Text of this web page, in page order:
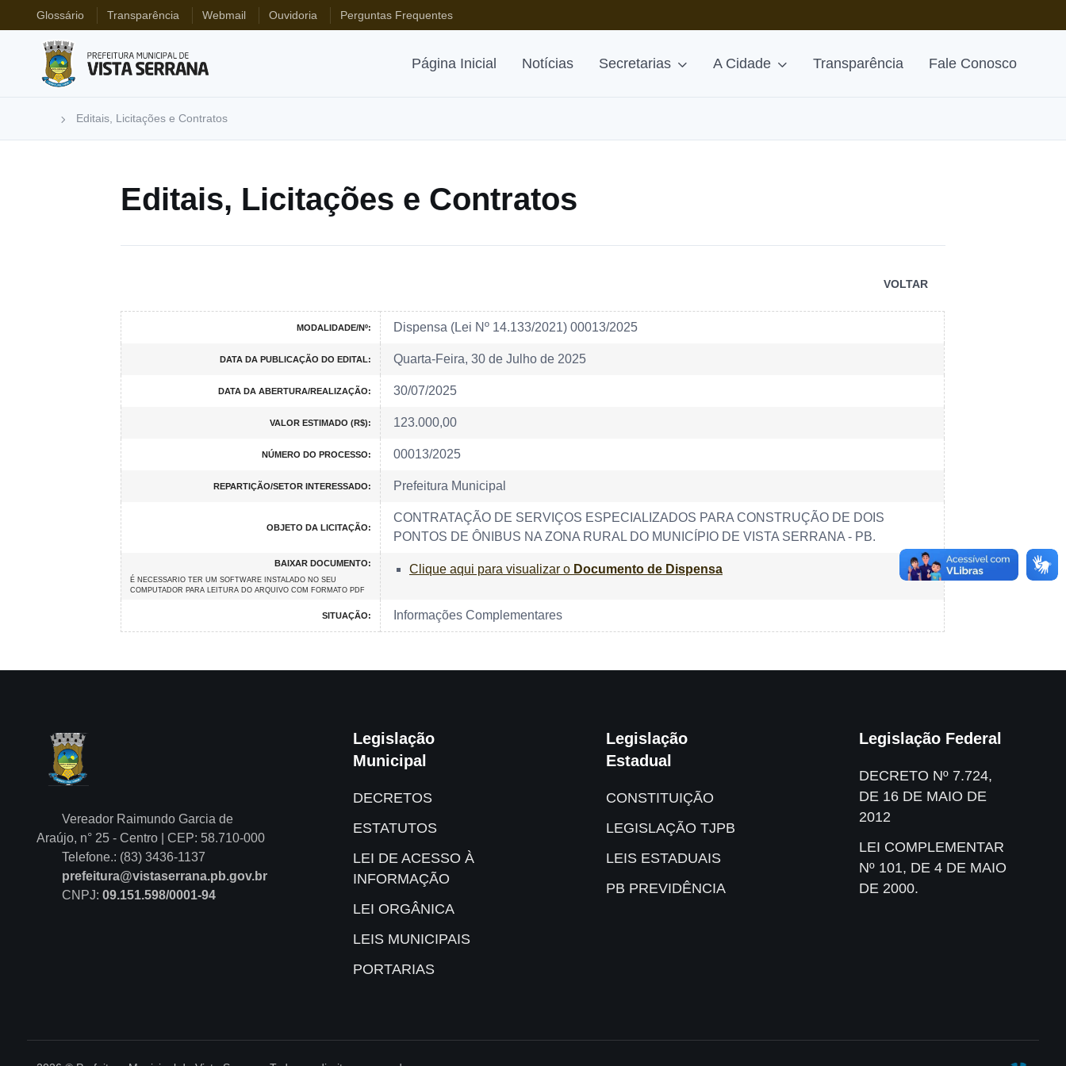
Glossário Transparência Webmail Ouvidoria Perguntas Frequentes
Página Inicial Notícias Secretarias A Cidade Transparência Fale Conosco
Editais, Licitações e Contratos
Editais, Licitações e Contratos
VOLTAR
MODALIDADE/Nº: Dispensa (Lei Nº 14.133/2021) 00013/2025
DATA DA PUBLICAÇÃO DO EDITAL: Quarta-Feira, 30 de Julho de 2025
DATA DA ABERTURA/REALIZAÇÃO: 30/07/2025
VALOR ESTIMADO (R$): 123.000,00
NÚMERO DO PROCESSO: 00013/2025
REPARTIÇÃO/SETOR INTERESSADO: Prefeitura Municipal
OBJETO DA LICITAÇÃO:
CONTRATAÇÃO DE SERVIÇOS ESPECIALIZADOS PARA CONSTRUÇÃO DE DOIS
PONTOS DE ÔNIBUS NA ZONA RURAL DO MUNICÍPIO DE VISTA SERRANA - PB.
BAIXAR DOCUMENTO:
É NECESSARIO TER UM SOFTWARE INSTALADO NO SEU
COMPUTADOR PARA LEITURA DO ARQUIVO COM FORMATO PDF
Clique aqui para visualizar o Documento de Dispensa
SITUAÇÃO: Informações Complementares
Vereador Raimundo Garcia de
Araújo, n° 25 - Centro | CEP: 58.710-000
Telefone.: (83) 3436-1137
prefeitura@vistaserrana.pb.gov.br
CNPJ: 09.151.598/0001-94
Legislação
Municipal
DECRETOS
ESTATUTOS
LEI DE ACESSO À
INFORMAÇÃO
LEI ORGÂNICA
LEIS MUNICIPAIS
PORTARIAS
Legislação
Estadual
CONSTITUIÇÃO
LEGISLAÇÃO TJPB
LEIS ESTADUAIS
PB PREVIDÊNCIA
Legislação Federal
DECRETO Nº 7.724,
DE 16 DE MAIO DE
2012
LEI COMPLEMENTAR
Nº 101, DE 4 DE MAIO
DE 2000.